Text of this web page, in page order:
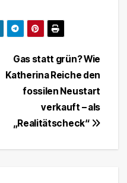
Gas statt grün? Wie
Katherina Reiche den
fossilen Neustart
verkauft – als
„Realitätscheck“